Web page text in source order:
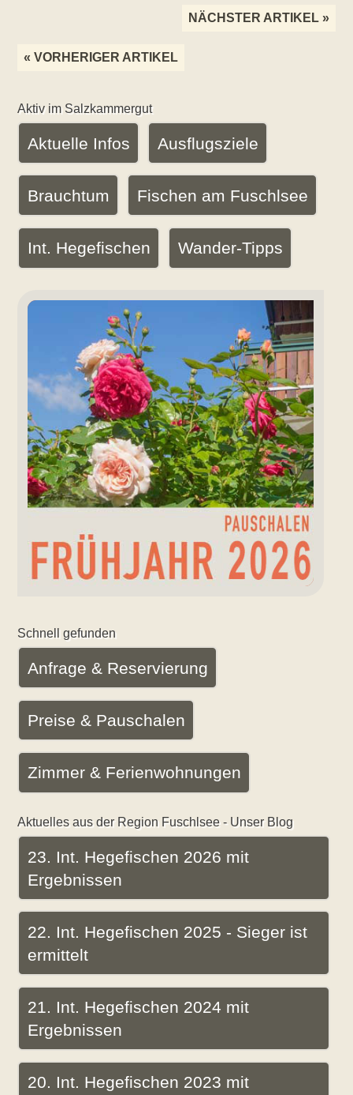
www.pension-
NÄCHSTER ARTIKEL »
« VORHERIGER ARTIKEL
Aktiv im Salzkammergut
Aktuelle Infos Ausflugsziele
Brauchtum Fischen am Fuschlsee
Int. Hegefischen Wander-Tipps
Aktuelles
Schnell gefunden
Anfrage & Reservierung
Preise & Pauschalen
Zimmer & Ferienwohnungen
Aktuelles aus der Region Fuschlsee - Unser Blog
23. Int. Hegefischen 2026 mit
Ergebnissen
22. Int. Hegefischen 2025 - Sieger ist
ermittelt
21. Int. Hegefischen 2024 mit
Ergebnissen
20. Int. Hegefischen 2023 mit